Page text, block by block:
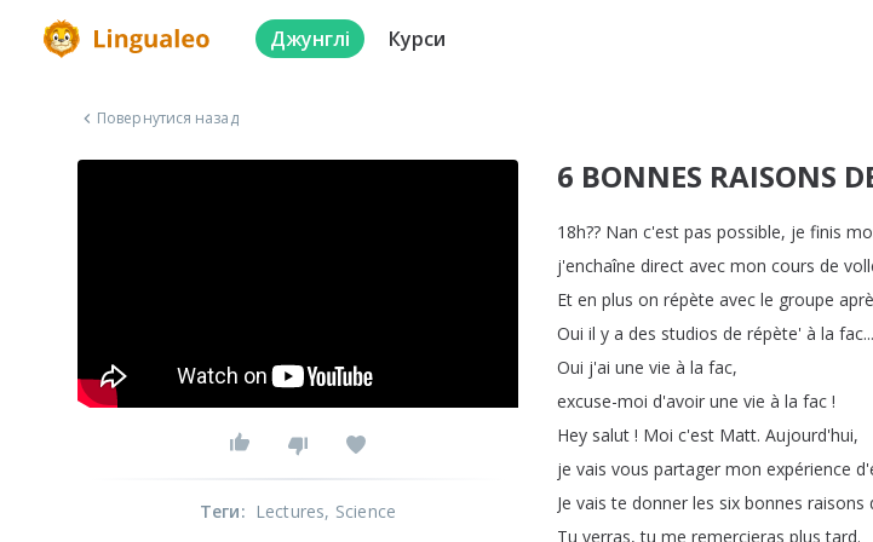
Джунглі Курси
Повернутися назад
6 BONNES RAISONS
18h?? Nan c'est pas possible, je finis
j'enchaîne direct avec mon cours de
Et en plus on répète avec le groupe
Oui il y a des studios de répète' à la fac...
Oui j'ai une vie à la fac,
excuse-moi d'avoir une vie à la fac !
Hey salut ! Moi c'est Matt. Aujourd'hui,
je vais vous partager mon expérience
Je vais te donner les six bonnes raisons
Tu verras,tu me remercieras plus tard.
Теги: Lectures, Science